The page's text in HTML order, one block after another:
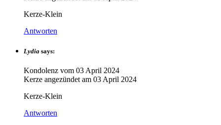
Kerze-Klein
Antworten
Lydia says:
Kondolenz vom 03 April 2024
Kerze angezündet am 03 April 2024
Kerze-Klein
Antworten